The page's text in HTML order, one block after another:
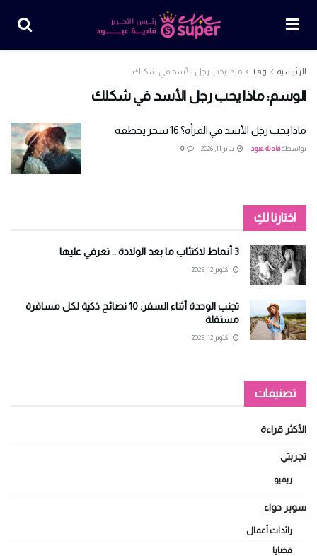
الرئيسية Tag ماذا يحب رجل الأسد في شكلك
الوسم:ماذا يحب رجل الأسد في شكلك
ماذا يحب رجل الأسد في المرأة؟ 16 سحر يخطفه
بواسطةفادية عبود يناير 11, 2026 0
اختارنا لكِ
3 أنماط لاكتئاب ما بعد الولادة .. تعرفي عليها
أكتوبر 12, 2025
تجنب الوحدة أثناء السفر: 10 نصائح ذكية لكل مسافرة
مستقلة
أكتوبر 12, 2025
تصنيفات
الأكثر قراءة
تجربتي
ريفيو
سوبر حواء
رائدات أعمال
قضايا